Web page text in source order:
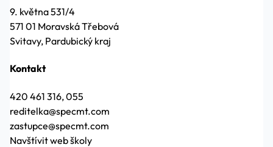
9. května 531/4
571 01 Moravská Třebová
Svitavy, Pardubický kraj
Kontakt
420 461 316, 055
reditelka@specmt.com
zastupce@specmt.com
Navštívit web školy